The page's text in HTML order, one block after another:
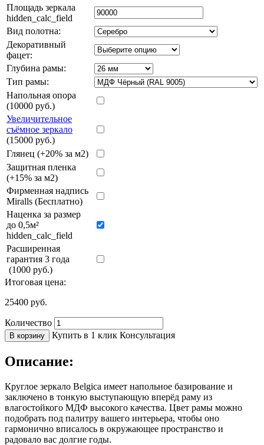
Площадь зеркала
hidden_calc_field
Вид полотна:
Декоративный
фацет:
Глубина рамы:
Тип рамы:
Напольная опора
(10000 руб.)
Увеличительное
съёмное зеркало
(15000 руб.)
Глянец (+20% за м2)
Защитная пленка
(+15% за м2)
Фирменная надпись
Miralls (Бесплатно)
Наценка за размер
до 0,5м²
hidden_calc_field
Расширенная
гарантия 3 года
(1000 руб.)
Итоговая цена:
25400 руб.
Количество
В корзину Купить в 1 клик Консультация
Описание:
Круглое зеркало Belgica имеет напольное базирование и
заключено в тонкую выступающую вперёд раму из
влагостойкого МДФ высокого качества. Цвет рамы можно
подобрать под палитру вашего интерьера, чтобы оно
гармонично вписалось в окружающее пространство и
радовало вас долгие годы.